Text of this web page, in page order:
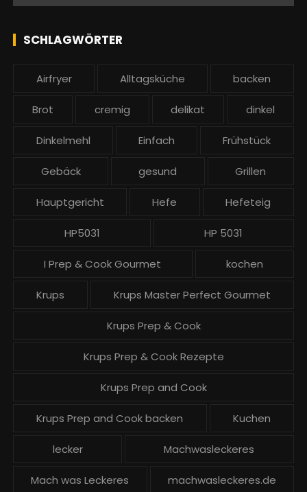
c
:
e SCHLAGWÖRTER
Airfryer Alltagsküche backen
Brot cremig delikat dinkel
Dinkelmehl Einfach Frühstück
Gebäck gesund Grillen
Hauptgericht Hefe Hefeteig
HP5031 HP 5031
I Prep & Cook Gourmet kochen
Krups Krups Master Perfect Gourmet
Krups Prep & Cook
Krups Prep & Cook Rezepte
Krups Prep and Cook
Krups Prep and Cook backen Kuchen
lecker Machwasleckeres
Mach was Leckeres machwasleckeres.de